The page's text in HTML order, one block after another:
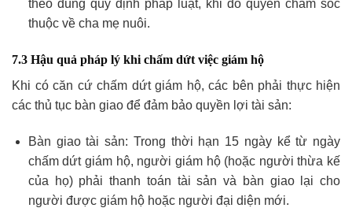
theo đúng quy định pháp luật, khi đó quyền chăm sóc
thuộc về cha mẹ nuôi.
7.3 Hậu quả pháp lý khi chấm dứt việc giám hộ
Khi có căn cứ chấm dứt giám hộ, các bên phải thực hiện
các thủ tục bàn giao để đảm bảo quyền lợi tài sản:
Bàn giao tài sản: Trong thời hạn 15 ngày kể từ ngày
chấm dứt giám hộ, người giám hộ (hoặc người thừa kế
của họ) phải thanh toán tài sản và bàn giao lại cho
người được giám hộ hoặc người đại diện mới.